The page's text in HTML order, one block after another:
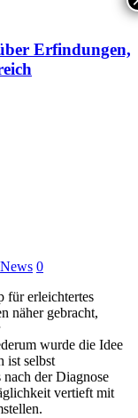
Erfindungen,
News 0
für erleichtertes
näher gebracht,
wurde die Idee
ist selbst
nach der Diagnose
vertieft mit